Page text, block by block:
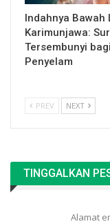
Indahnya Bawah
Karimunjawa:
Tersembunyi
Penyelam
PREV NEXT
TINGGALKAN
Alamat